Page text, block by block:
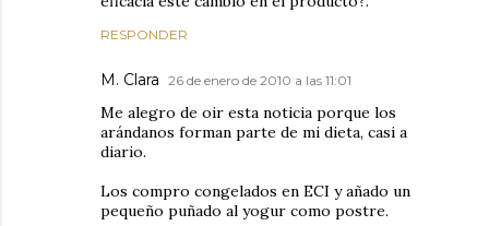
RESPONDER
M. Clara 26 de enero de 2010 a las 11:01
Me alegro de oir esta noticia porque los
arándanos forman parte de mi dieta, casi a
diario.
Los compro congelados en ECI y añado un
pequeño puñado al yogur como postre.